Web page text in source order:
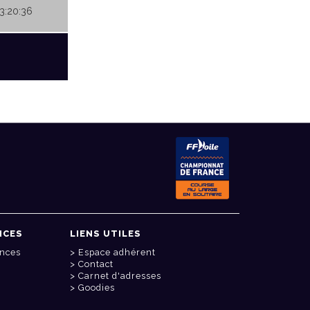
LIENS UTILES
Espace adhérent
Contact
Carnet d'adresses
Goodies